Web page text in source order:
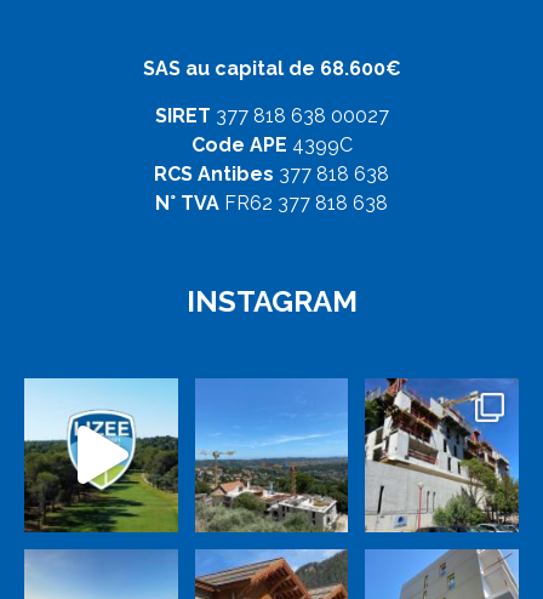
SAS au capital de 68.600€
SIRET 377 818 638 00027
Code APE 4399C
RCS Antibes 377 818 638
N° TVA FR62 377 818 638
INSTAGRAM